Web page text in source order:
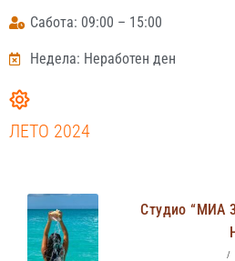
Сабота: 09:00 – 15:00
Недела: Неработен ден
ЛЕТО 2024
Студио “МИА
/